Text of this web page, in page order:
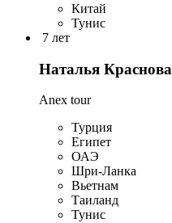
Китай
Тунис
7 лет
Наталья Краснова
Anex tour
Турция
Египет
ОАЭ
Шри-Ланка
Вьетнам
Таиланд
Тунис